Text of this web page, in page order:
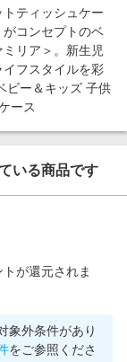
ティッシュケー
コンセプトのベ
リア＞。新生児
フスタイルを彩
ビー＆キッズ 子供
ース
いる商品です
が還元されま
象外条件があり
をご参照くださ